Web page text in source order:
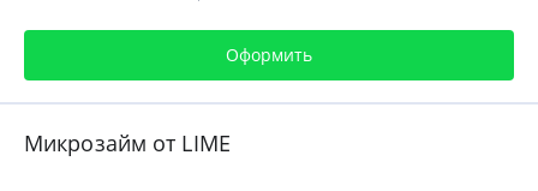
Оформить
Микрозайм от LIME